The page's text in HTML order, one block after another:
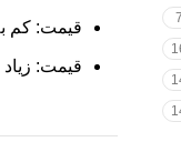
7 قیمت: کم
قیمت: زیاد